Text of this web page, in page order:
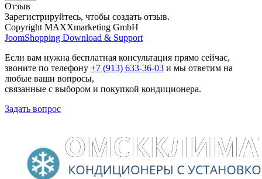
Отзыв
Зарегистрируйтесь, чтобы создать отзыв.
Copyright MAXXmarketing GmbH
JoomShopping Download & Support
Если вам нужна бесплатная консультация прямо сейчас,
звоните по телефону +7 (913) 633-36-03 и мы ответим на
любые ваши вопросы,
связанные с выбором и покупкой кондиционера.
Задать вопрос